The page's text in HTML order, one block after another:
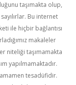
taşımakta olup,
Bu internet
ile hiçbir bağlantısı
makaleler
niteliği taşımamakta
yapılmamaktadır.
tesadüfidir.